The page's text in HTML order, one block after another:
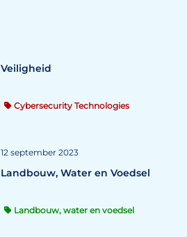
Veiligheid
Cybersecurity Technologies
12 september 2023
Landbouw, Water en Voedsel
Landbouw, water en voedsel